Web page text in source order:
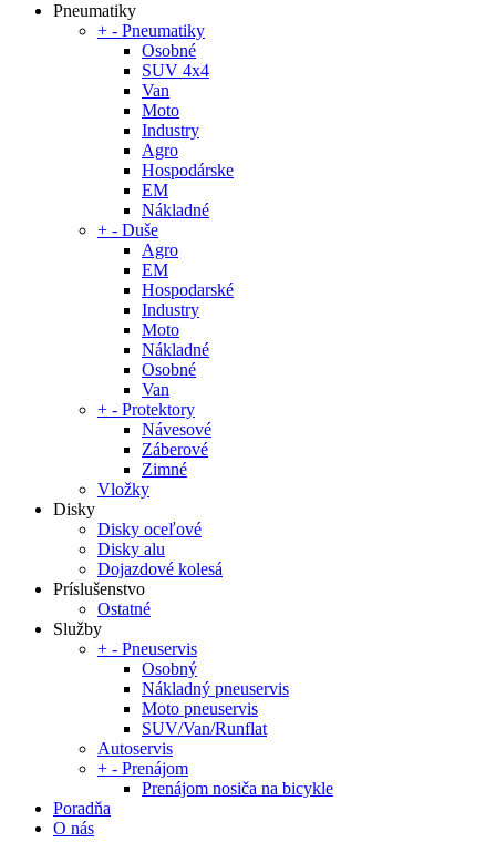
Pneumatiky
+ - Pneumatiky
Osobné
SUV 4x4
Van
Moto
Industry
Agro
Hospodárske
EM
Nákladné
+ - Duše
Agro
EM
Hospodarské
Industry
Moto
Nákladné
Osobné
Van
+ - Protektory
Návesové
Záberové
Zimné
Vložky
Disky
Disky oceľové
Disky alu
Dojazdové kolesá
Príslušenstvo
Ostatné
Služby
+ - Pneuservis
Osobný
Nákladný pneuservis
Moto pneuservis
SUV/Van/Runflat
Autoservis
+ - Prenájom
Prenájom nosiča na bicykle
Poradňa
O nás